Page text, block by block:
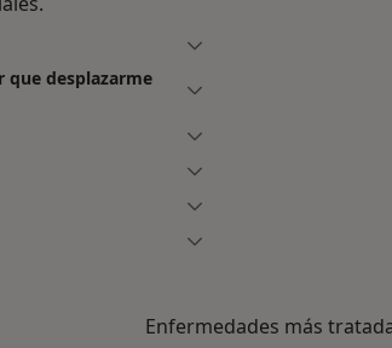
que desplazarme
Enfermedades más